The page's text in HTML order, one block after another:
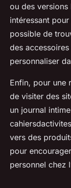
ou des versions
intéressant
possible de
des
personnaliser
Enfin, pour une
de visiter des
un journal
vers des
pour
personnel chez